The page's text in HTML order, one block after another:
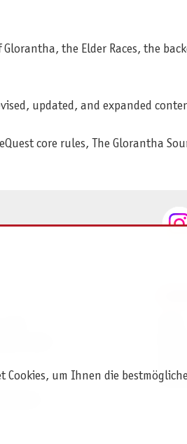
Glorantha, the Elder Races, the
updated, and expanded
core rules, The Glorantha
Cookies, um Ihnen die